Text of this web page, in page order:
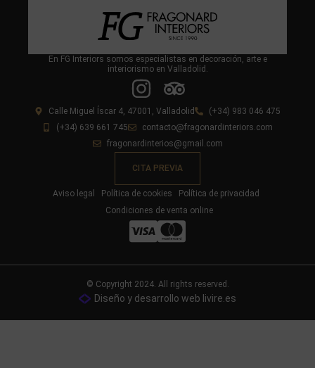
En FG Interiors somos especialistas en decoración, arte e
interiorismo en Valladolid.
Calle Miguel Íscar 4, 47001, Valladolid
(+34) 983 046 475
(+34) 639 661 745
contacto@fragonardinteriors.com
fragonardinterios@gmail.com
CITA PREVIA
Aviso legal Política de cookies
Política de privacidad
Condiciones de venta online
© Copyright 2024. All rights reserved.
Diseño y desarrollo web livire.es